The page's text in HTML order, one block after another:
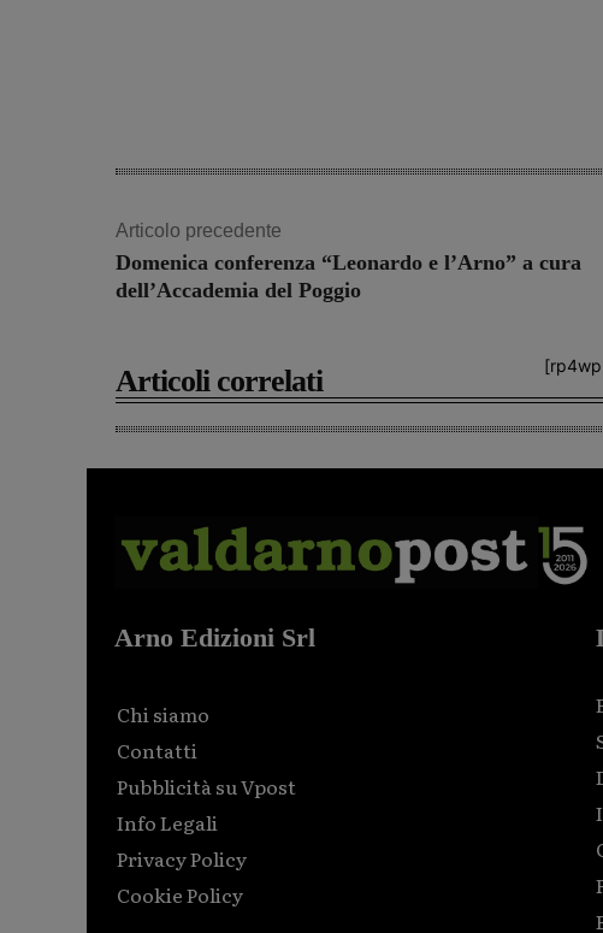
Articolo precedente
Domenica conferenza “Leonardo e l’Arno” a cura
dell’Accademia del Poggio
Articoli correlati
Arno Edizioni Srl
Chi siamo
Contatti
Pubblicità su Vpost
Info Legali
Privacy Policy
Cookie Policy